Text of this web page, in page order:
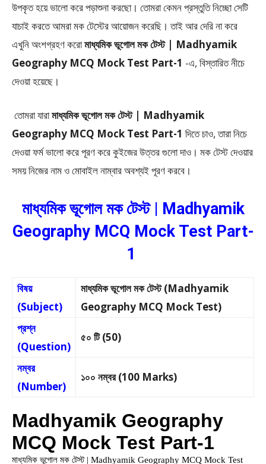
উপকৃত হয়ে ভালো করে পড়াশুনা করছো। তোমরা কেমন প্রস্তুতি নিচ্ছো সেটি
যাচাই করতে আমরা মক টেস্টের আয়োজন করেছি। তাই আর দেরি না করে
এখুনি অংশগ্রহণ করোমাধ্যমিক ভূগোল মক টেস্ট | Madhyamik
Geography MCQ Mock Test Part-1 -এ, বিস্তারিত নীচে
দেওয়া হয়েছে।
তোমরা যারামাধ্যমিক ভূগোল মক টেস্ট | Madhyamik
Geography MCQ Mock Test Part-1 দিতে চাও, তারা নিচে
দেওয়া ফর্ম ভালো করে পূরণ করে কুইজের উত্তর গুলো দাও। মক টেস্ট দেওয়ার
সময় নিজের নাম ও মোবাইল নাম্বার অবশ্যই পূরণ করবে।
মাধ্যমিক ভূগোল মক টেস্ট | Madhyamik
Geography MCQ Mock Test Part-
1
বিষয়
(Subject)
মাধ্যমিক ভূগোল মক টেস্ট (Madhyamik
Geography MCQ Mock Test)
প্রশ্ন
(Question)
৫০ টি (50)
নম্বর
(Number)
১০০ নম্বর (100 Marks)